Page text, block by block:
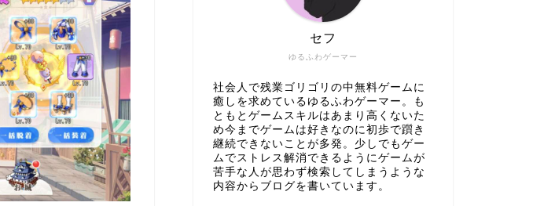
ゆるふわゲーマー
セフ
社会人で残業ゴリゴリの中無料ゲームに
癒しを求めているゆるふわゲーマー。も
ともとゲームスキルはあまり高くないた
め今までゲームは好きなのに初歩で躓き
継続できないことが多発。少しでもゲー
ムでストレス解消できるようにゲームが
苦手な人が思わず検索してしまうような
内容からブログを書いています。